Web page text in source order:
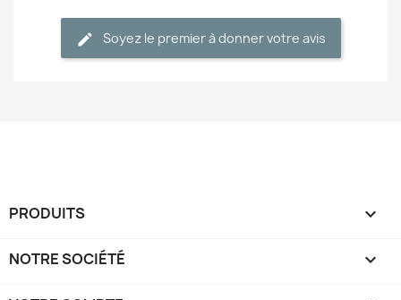
Soyez le premier à donner votre avis
PRODUITS 
NOTRE SOCIÉTÉ 